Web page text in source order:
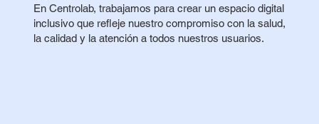
En Centrolab, trabajamos para crear un espacio digital
inclusivo que refleje nuestro compromiso con la salud,
la calidad y la atención a todos nuestros usuarios.